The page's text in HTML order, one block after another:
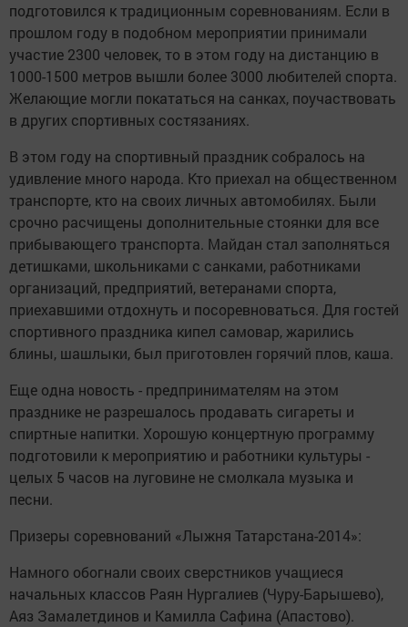
подготовился к традиционным соревнованиям. Если в
прошлом году в подобном мероприятии принимали
участие 2300 человек, то в этом году на дистанцию в
1000-1500 метров вышли более 3000 любителей спорта.
Желающие могли покататься на санках, поучаствовать
в других спортивных состязаниях.
В этом году на спортивный праздник собралось на
удивление много народа. Кто приехал на общественном
транспорте, кто на своих личных автомобилях. Были
срочно расчищены дополнительные стоянки для все
прибывающего транспорта. Майдан стал заполняться
детишками, школьниками с санками, работниками
организаций, предприятий, ветеранами спорта,
приехавшими отдохнуть и посоревноваться. Для гостей
спортивного праздника кипел самовар, жарились
блины, шашлыки, был приготовлен горячий плов, каша.
Еще одна новость - предпринимателям на этом
празднике не разрешалось продавать сигареты и
спиртные напитки. Хорошую концертную программу
подготовили к мероприятию и работники культуры -
целых 5 часов на луговине не смолкала музыка и
песни.
Призеры соревнований «Лыжня Татарстана-2014»:
Намного обогнали своих сверстников учащиеся
начальных классов Раян Нургалиев (Чуру-Барышево),
Аяз Замалетдинов и Камилла Сафина (Апастово).